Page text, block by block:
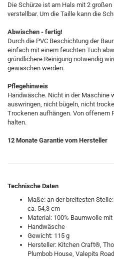
Die Schürze ist am Hals mit 2
verstellbar. Um die Taille kann die
Abwischen - fertig!
Durch die PVC Beschichtung der
einfach mit einem feuchten Tuch
gründlichere Reinigung notwendig
gewaschen werden.
Pflegehinweis
Handwäsche. Nicht in der Maschine
auswringen, nicht bügeln, nicht
Trockenen aufhängen. Von offenem
halten.
12 Monate Garantie vom Hersteller
Technische Daten
Maße: an der breitesten
ca. 54,3 cm
Material: 100% Baumwolle
Handwäsche
Gewicht: 115 g
Hersteller: Kitchen Craft®,
Plumbob House, Valepits